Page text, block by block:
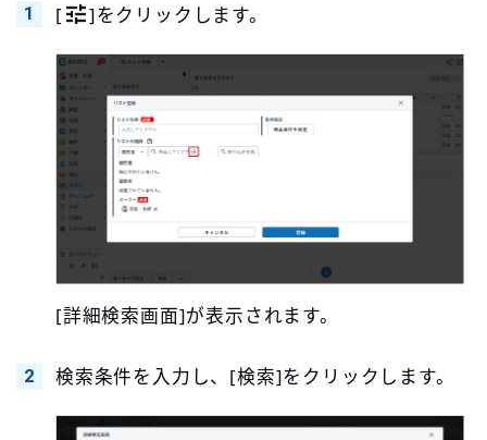
[ ]をクリックします。
[詳細検索画面]が表示されます。
検索条件を入力し、[検索]をクリックします。